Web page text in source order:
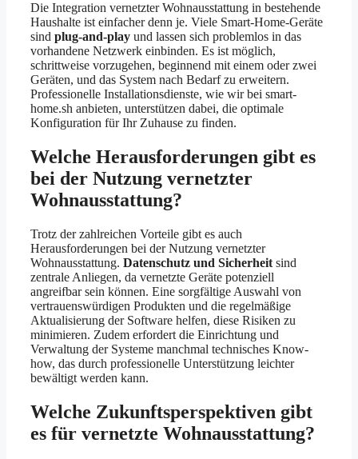
Die Integration vernetzter Wohnausstattung in bestehende
Haushalte ist einfacher denn je. Viele Smart-Home-Geräte
sind plug-and-play und lassen sich problemlos in das
vorhandene Netzwerk einbinden. Es ist möglich,
schrittweise vorzugehen, beginnend mit einem oder zwei
Geräten, und das System nach Bedarf zu erweitern.
Professionelle Installationsdienste, wie wir bei smart-
home.sh anbieten, unterstützen dabei, die optimale
Konfiguration für Ihr Zuhause zu finden.
Welche Herausforderungen gibt es
bei der Nutzung vernetzter
Wohnausstattung?
Trotz der zahlreichen Vorteile gibt es auch
Herausforderungen bei der Nutzung vernetzter
Wohnausstattung. Datenschutz und Sicherheit sind
zentrale Anliegen, da vernetzte Geräte potenziell
angreifbar sein können. Eine sorgfältige Auswahl von
vertrauenswürdigen Produkten und die regelmäßige
Aktualisierung der Software helfen, diese Risiken zu
minimieren. Zudem erfordert die Einrichtung und
Verwaltung der Systeme manchmal technisches Know-
how, das durch professionelle Unterstützung leichter
bewältigt werden kann.
Welche Zukunftsperspektiven gibt
es für vernetzte Wohnausstattung?